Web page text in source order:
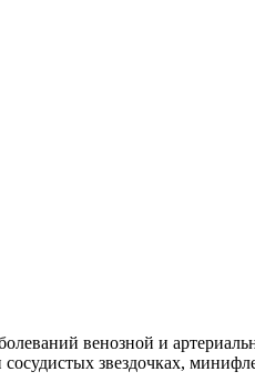
венозной и
звездочках,